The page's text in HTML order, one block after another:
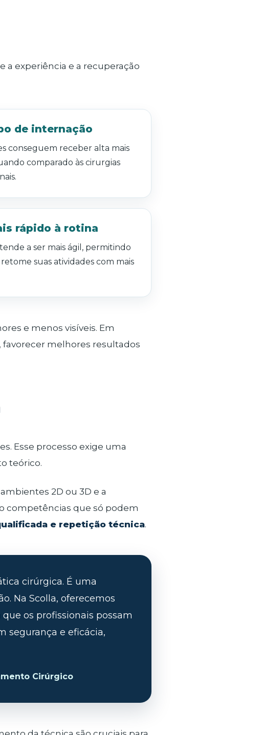
experiência e a recuperação
de internação
conseguem receber alta mais
comparado às cirurgias
rápido à rotina
a ser mais ágil, permitindo
suas atividades com mais
e menos visíveis. Em
melhores resultados
Esse processo exige uma
teórico.
2D ou 3D e a
competências que só podem
e repetição técnica.
cirúrgica. É uma
Na Scolla, oferecemos
os profissionais possam
segurança e eficácia,
Cirúrgico